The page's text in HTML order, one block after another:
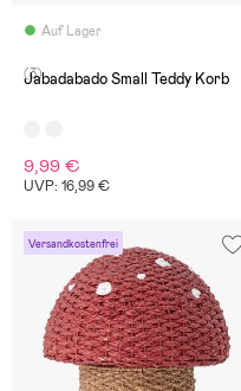
Auf Lager
(3)
Jabadabado Small Teddy Korb
9,99 €
UVP: 16,99 €
Versandkostenfrei